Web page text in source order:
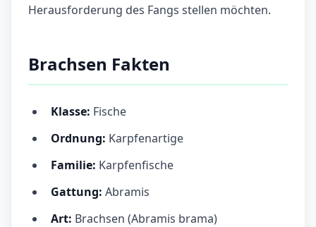
Herausforderung des Fangs stellen möchten.
Brachsen Fakten
Klasse: Fische
Ordnung: Karpfenartige
Familie: Karpfenfische
Gattung: Abramis
Art: Brachsen (Abramis brama)